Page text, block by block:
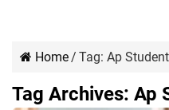
Home/ Tag: Ap
Tag Archives: Ap